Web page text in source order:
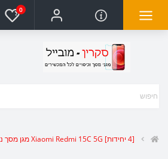
0
[4 יחידות] Xiaomi Redmi 15C 5G מגן מסך נאנו זכוכית 9H יחידה אחת סקרין מובייל